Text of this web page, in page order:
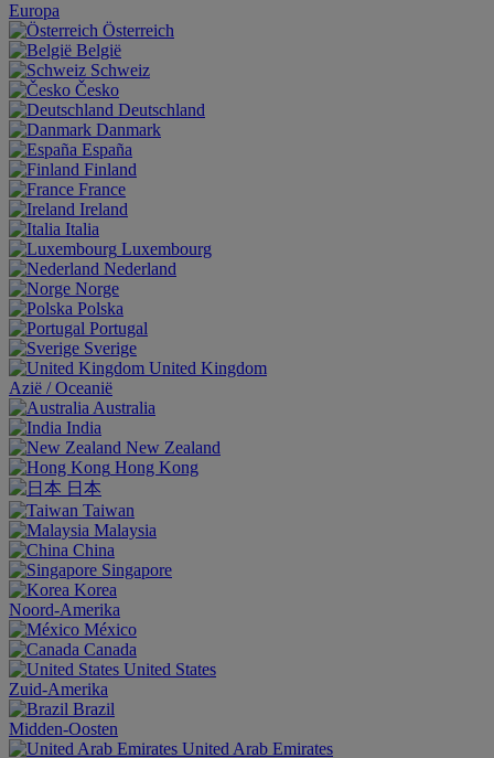
Europa
Österreich
België
Schweiz
Česko
Deutschland
Danmark
España
Finland
France
Ireland
Italia
Luxembourg
Nederland
Norge
Polska
Portugal
Sverige
United Kingdom
Aziё / Oceaniё
Australia
India
New Zealand
Hong Kong
日本
Taiwan
Malaysia
China
Singapore
Korea
Noord-Amerika
México
Canada
United States
Zuid-Amerika
Brazil
Midden-Oosten
United Arab Emirates